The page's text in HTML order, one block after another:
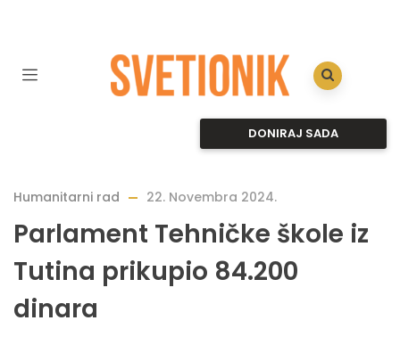
DONIRAJ SADA
Humanitarni rad 22. Novembra 2024.
Parlament Tehničke škole iz
Tutina prikupio 84.200
dinara